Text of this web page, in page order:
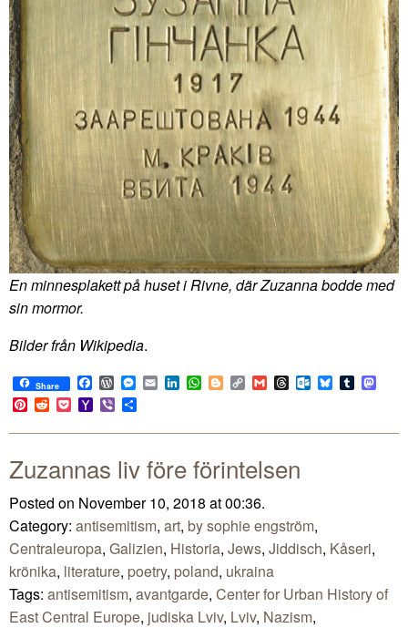
En minnesplakett på huset i Rivne, där Zuzanna bodde med
sin mormor.
Bilder från Wikipedia.
Share Facebook
WordPress
Messenger
EmailLinkedIn
WhatsApp
BloggerCopy
Link
GmailThreadsOutlook.com
BlueskyTumblr
Pinterest
RedditPocketYahoo
Mail
Viber
Zuzannas liv före förintelsen
Posted on November 10, 2018 at 00:36.
Category: antisemitism, art, by sophie engström,
Centraleuropa, Galizien, Historia, Jews, Jiddisch, Kåseri,
krönika, literature, poetry, poland, ukraina
Tags: antisemitism, avantgarde, Center for Urban History of
East Central Europe, judiska Lviv, Lviv, Nazism,